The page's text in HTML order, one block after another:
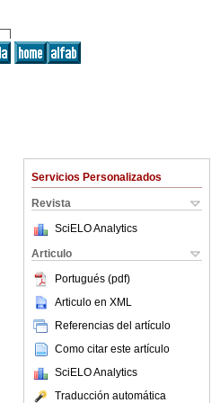
Servicios Personalizados
Revista
SciELO Analytics
Articulo
Portugués (pdf)
Articulo en XML
Referencias del artículo
Como citar este artículo
SciELO Analytics
Traducción automática